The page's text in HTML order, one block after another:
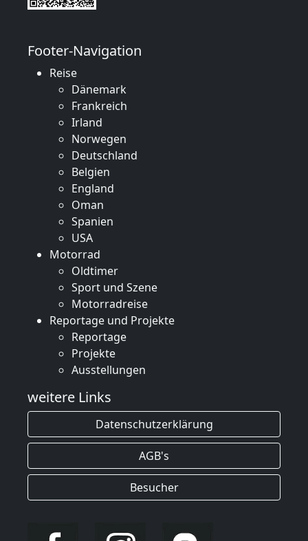
Footer-Navigation
Reise
Dänemark
Frankreich
Irland
Norwegen
Deutschland
Belgien
England
Oman
Spanien
USA
Motorrad
Oldtimer
Sport und Szene
Motorradreise
Reportage und Projekte
Reportage
Projekte
Ausstellungen
weitere Links
Datenschutzerklärung
AGB's
Besucher